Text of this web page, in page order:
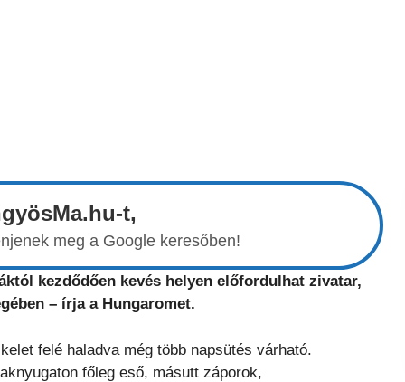
t,
meg a Google keresőben!
kezdődően kevés helyen előfordulhat zivatar,
– írja a Hungaromet.
felé haladva még több napsütés várható.
főleg eső, másutt záporok,